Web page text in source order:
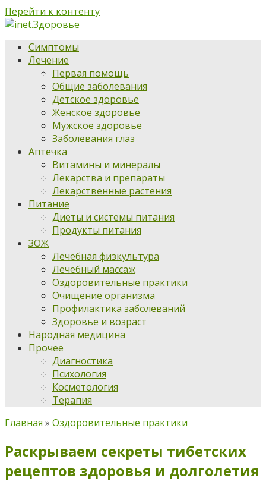
Перейти к контенту
Симптомы
Лечение
Первая помощь
Общие заболевания
Детское здоровье
Женское здоровье
Мужское здоровье
Заболевания глаз
Аптечка
Витамины и минералы
Лекарства и препараты
Лекарственные растения
Питание
Диеты и системы питания
Продукты питания
ЗОЖ
Лечебная физкультура
Лечебный массаж
Оздоровительные практики
Очищение организма
Профилактика заболеваний
Здоровье и возраст
Народная медицина
Прочее
Диагностика
Психология
Косметология
Терапия
Главная » Оздоровительные практики
Раскрываем секреты тибетских
рецептов здоровья и долголетия